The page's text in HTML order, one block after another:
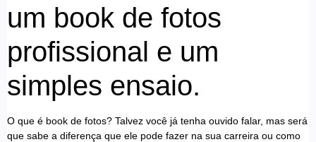
um book de fotos
profissional e um
simples ensaio.
O que é book de fotos? Talvez você já tenha ouvido falar, mas será
que sabe a diferença que ele pode fazer na sua carreira ou como